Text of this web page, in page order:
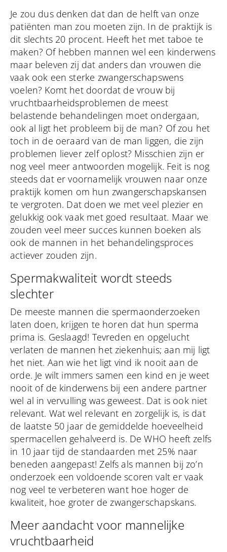
Je zou dus denken dat dan de helft van onze
patiënten man zou moeten zijn. In de praktijk is
dit slechts 20 procent. Heeft het met taboe te
maken? Of hebben mannen wel een kinderwens
maar beleven zij dat anders dan vrouwen die
vaak ook een sterke zwangerschapswens
voelen? Komt het doordat de vrouw bij
vruchtbaarheidsproblemen de meest
belastende behandelingen moet ondergaan,
ook al ligt het probleem bij de man? Of zou het
toch in de oeraard van de man liggen, die zijn
problemen liever zelf oplost? Misschien zijn er
nog veel meer antwoorden mogelijk. Feit is nog
steeds dat er voornamelijk vrouwen naar onze
praktijk komen om hun zwangerschapskansen
te vergroten. Dat doen we met veel plezier en
gelukkig ook vaak met goed resultaat. Maar we
zouden veel meer succes kunnen boeken als
ook de mannen in het behandelingsproces
actiever zouden zijn.
Spermakwaliteit wordt steeds
slechter
De meeste mannen die spermaonderzoeken
laten doen, krijgen te horen dat hun sperma
prima is. Geslaagd! Tevreden en opgelucht
verlaten de mannen het ziekenhuis; aan mij ligt
het niet. Aan wie het ligt vind ik nooit aan de
orde. Je wilt immers samen een kind en je weet
nooit of de kinderwens bij een andere partner
wel al in vervulling was geweest. Dat is ook niet
relevant. Wat wel relevant en zorgelijk is, is dat
de laatste 50 jaar de gemiddelde hoeveelheid
spermacellen gehalveerd is. De WHO heeft zelfs
in 10 jaar tijd de standaarden met 25% naar
beneden aangepast! Zelfs als mannen bij zo’n
onderzoek een voldoende scoren valt er vaak
nog veel te verbeteren want hoe hoger de
kwaliteit, hoe groter de zwangerschapskans.
Meer aandacht voor mannelijke
vruchtbaarheid